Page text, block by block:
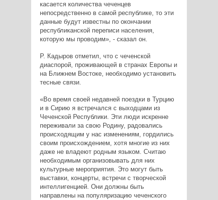
касается количества чеченцев
непосредственно в самой республике, то эти
данные будут известны по окончании
республиканской переписи населения,
которую мы проводим», - сказал он.
Р. Кадыров отметил, что с чеченской
диаспорой, проживающей в странах Европы и
на Ближнем Востоке, необходимо установить
тесные связи.
«Во время своей недавней поездки в Турцию
и в Сирию я встречался с выходцами из
Чеченской Республики. Эти люди искренне
переживали за свою Родину, радовались
происходящим у нас изменениям, гордились
своим происхождением, хотя многие из них
даже не владеют родным языком. Считаю
необходимым организовывать для них
культурные мероприятия. Это могут быть
выставки, концерты, встречи с творческой
интеллигенцией. Они должны быть
направлены на популяризацию чеченского